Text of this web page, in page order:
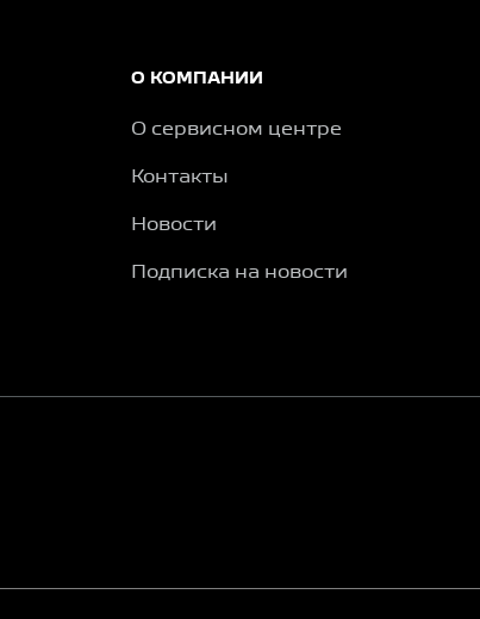
О КОМПАНИИ
О сервисном центре
Контакты
Новости
Подписка на новости